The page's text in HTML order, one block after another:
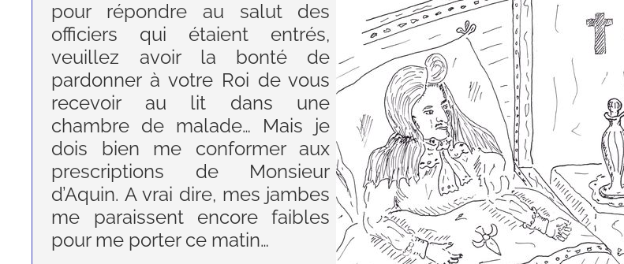
pour répondre au salut des
officiers qui étaient entrés,
veuillez avoir la bonté de
pardonner à votre Roi de vous
recevoir au lit dans une
chambre de malade… Mais je
dois bien me conformer aux
prescriptions de Monsieur
d’Aquin. A vrai dire, mes jambes
me paraissent encore faibles
pour me porter ce matin…